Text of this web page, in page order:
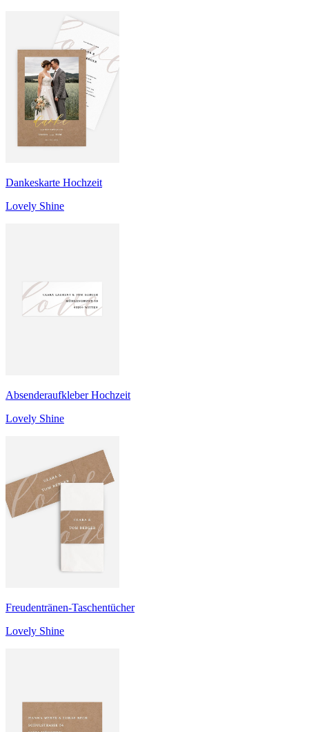
Dankeskarte Hochzeit
Lovely Shine
Absenderaufkleber Hochzeit
Lovely Shine
Freudentränen-Taschentücher
Lovely Shine